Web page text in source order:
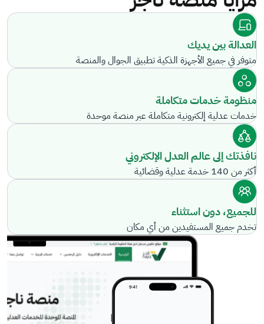
العدالة بين يديك
متوفر في جميع الأجهزة الذكية تطبيق الجوال والمنصة
منظومة خدمات متكاملة
خدمات عدلية إلكترونية متكاملة عبر منصة موحدة
نافذتك إلى عالم العدل الإلكتروني
أكثر من 140 خدمة عدلية وقضائية
للجميع، دون استثناء
تخدم جميع المستفيدين من أي مكان